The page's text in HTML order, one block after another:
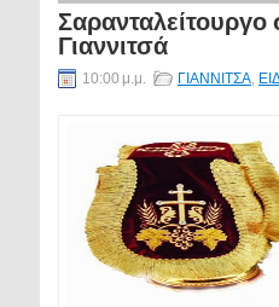
Γιαννιτσά
10:00 μ.μ. ΓΙΑΝΝΙΤΣΑ,